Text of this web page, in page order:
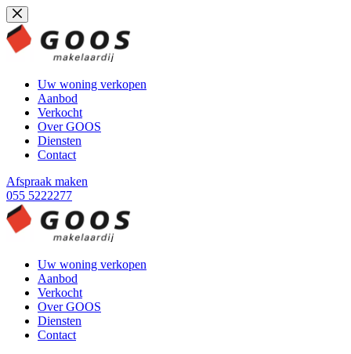
Ga
naar
de
inhoud
Uw woning verkopen
Aanbod
Verkocht
Over GOOS
Diensten
Contact
Afspraak maken
055 5222277
Uw woning verkopen
Aanbod
Verkocht
Over GOOS
Diensten
Contact